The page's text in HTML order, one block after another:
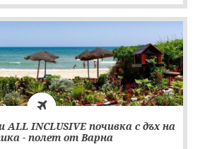
ALL INCLUSIVE почивка с дъх на
- полет от Варна